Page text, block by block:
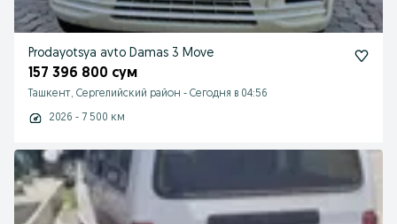
Prodayotsya avto Damas 3 Move
157 396 800 сум
Ташкент, Сергелийский район - Сегодня в 04:56
2026 - 7 500 км